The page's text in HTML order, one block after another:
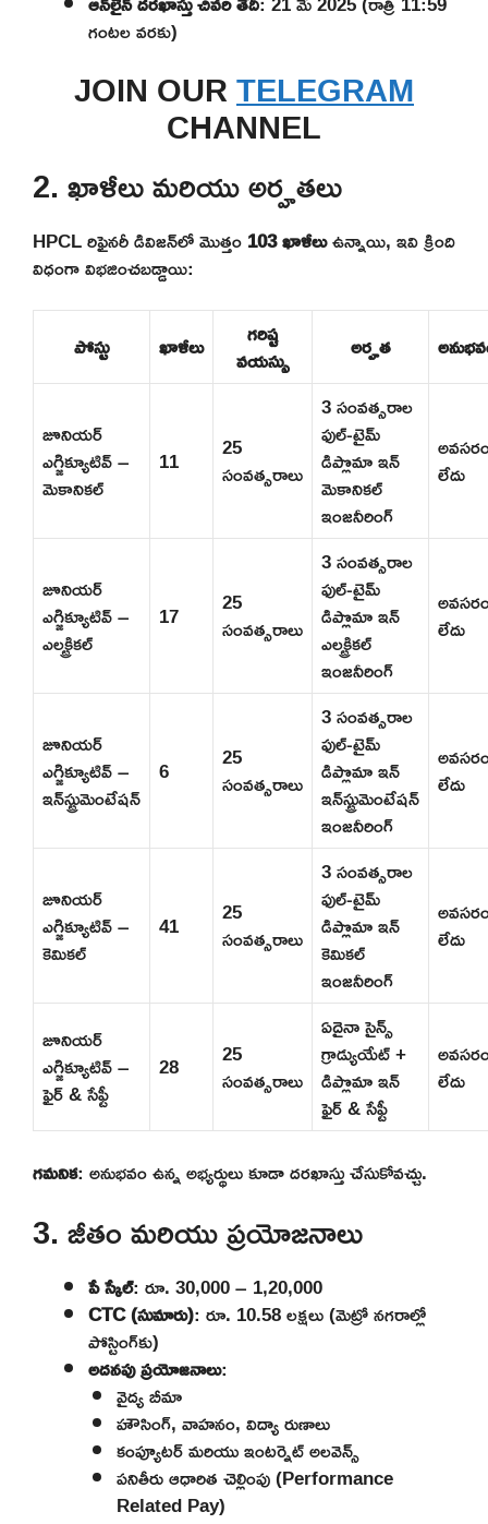
గంటల వరకు)
JOIN OURTELEGRAM
CHANNEL
2. ఖాళీలు మరియు అర్హతలు
HPCL రిఫైనరీ డివిజన్‌లో మొత్తం103 ఖాళీలుఉన్నాయి, ఇవి క్రింది
విధంగా విభజించబడ్డాయి:
పోస్టు ఖాళీలు గరిష్ట
వయస్సు అర్హత
జూనియర్
ఎగ్జిక్యూటివ్ –
మెకానికల్
11 25
సంవత్సరాలు
3 సంవత్సరాల
ఫుల్-టైమ్
డిప్లొమా ఇన్
మెకానికల్
ఇంజనీరింగ్
లేదు
జూనియర్
ఎగ్జిక్యూటివ్ –
ఎలక్ట్రికల్
17 25
సంవత్సరాలు
3 సంవత్సరాల
ఫుల్-టైమ్
డిప్లొమా ఇన్
ఎలక్ట్రికల్
ఇంజనీరింగ్
లేదు
జూనియర్
ఎగ్జిక్యూటివ్ –
ఇన్‌స్ట్రుమెంటేషన్
6 25
సంవత్సరాలు
3 సంవత్సరాల
ఫుల్-టైమ్
డిప్లొమా ఇన్
ఇన్‌స్ట్రుమెంటేషన్
ఇంజనీరింగ్
లేదు
జూనియర్
ఎగ్జిక్యూటివ్ –
కెమికల్
41 25
సంవత్సరాలు
3 సంవత్సరాల
ఫుల్-టైమ్
డిప్లొమా ఇన్
కెమికల్
ఇంజనీరింగ్
లేదు
జూనియర్
ఎగ్జిక్యూటివ్ –
ఫైర్ & సేఫ్టీ
28 25
సంవత్సరాలు
ఏదైనా సైన్స్
గ్రాడ్యుయేట్ +
డిప్లొమా ఇన్
ఫైర్ & సేఫ్టీ
లేదు
గమనిక: అనుభవం ఉన్న అభ్యర్థులు కూడా దరఖాస్తు చేసుకోవచ్చు.
3. జీతం మరియు ప్రయోజనాలు
పే స్కేల్: రూ. 30,000 – 1,20,000
CTC (సుమారు): రూ. 10.58 లక్షలు (మెట్రో నగరాల్లో
పోస్టింగ్‌కు)
అదనపు ప్రయోజనాలు:
వైద్య బీమా
హౌసింగ్, వాహనం, విద్యా రుణాలు
కంప్యూటర్ మరియు ఇంటర్నెట్ అలవెన్స్
పనితీరు ఆధారిత చెల్లింపు (Performance
Related Pay)